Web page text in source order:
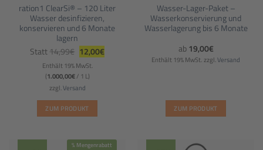
ration1 ClearSi® – 120 Liter
Wasser desinfizieren,
konservieren und 6 Monate
lagern
Statt 14,99€ Ursprünglicher
Preis
war:
14,99€
12,00€Aktueller
Preis
Enthält 19% MwSt.
(1.000,00€/ 1 L)
zzgl.Versand
ZUM PRODUKT
Wasser-Lager-Paket –
Wasserkonservierung und
Wasserlagerung bis 6 Monate
ab 19,00€
Enthält 19% MwSt.zzgl.Versand
ZUM PRODUKT
weist
% Mengenrabatt